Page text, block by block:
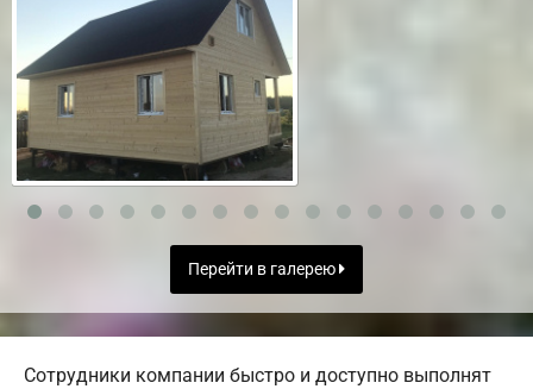
Перейти в галерею
Сотрудники компании быстро и доступно выполнят